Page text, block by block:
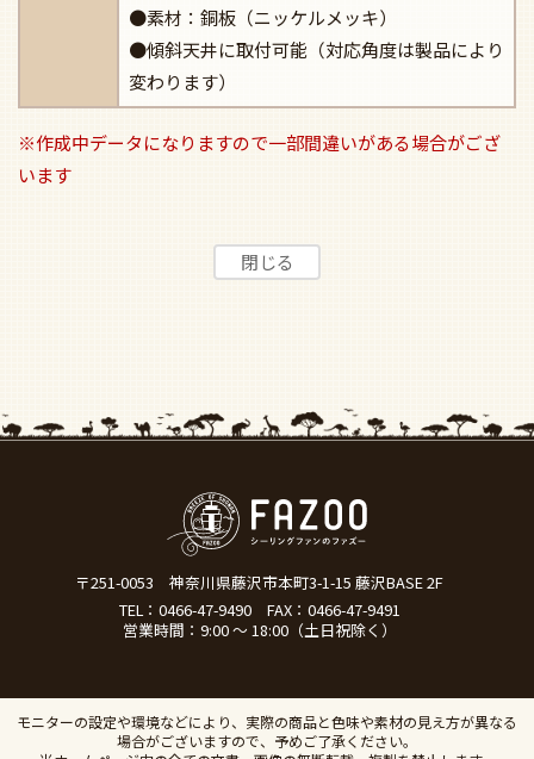
●素材：銅板（ニッケルメッキ）
●傾斜天井に取付可能（対応角度は製品により
変わります）
※作成中データになりますので一部間違いがある場合がござ
います
〒251-0053
神奈川県藤沢市本町3-1-15 藤沢BASE 2F
TEL： 0466-47-9490
FAX：0466-47-9491
営業時間：9:00 ～ 18:00（土日祝除く）
モニターの設定や環境などにより、実際の商品と色味や素材の見え方が異なる
場合がございますので、予めご了承ください。